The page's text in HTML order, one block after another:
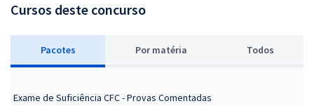
Cursos deste concurso
Pacotes Por matéria Todos
Exame de Suficiência CFC - Provas Comentadas